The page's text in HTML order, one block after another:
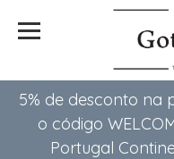
5% de desconto na
o código
Portugal